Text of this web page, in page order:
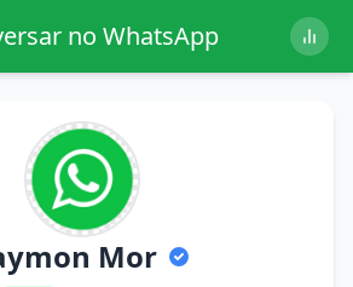
no WhatsApp
Mor